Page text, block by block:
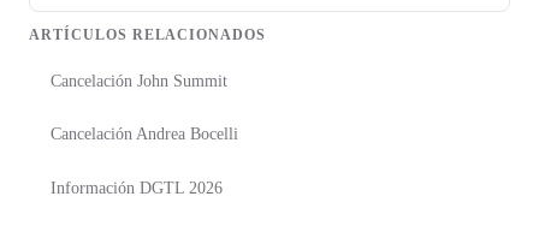
ARTÍCULOS RELACIONADOS
Cancelación John Summit
Cancelación Andrea Bocelli
Información DGTL 2026